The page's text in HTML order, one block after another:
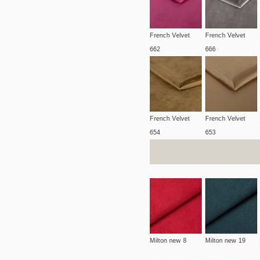
French Velvet
662
French Velvet
666
French Velvet
654
French Velvet
653
Milton new 8 Milton new 19